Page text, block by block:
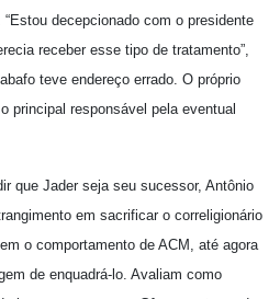
decepcionado com o presidente
receber esse tipo de tratamento”,
teve endereço errado. O próprio
principal responsável pela eventual
que Jader seja seu sucessor, Antônio
em sacrificar o correligionário
o comportamento de ACM, até agora
de enquadrá-lo. Avaliam como